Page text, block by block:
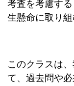
考査を考慮す
生懸命に取り組
このクラスは
て、過去問や